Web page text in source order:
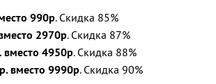
990р. Скидка 85%
2970р. Скидка 87%
вместо 4950р. Скидка 88%
вместо 9990р. Скидка 90%